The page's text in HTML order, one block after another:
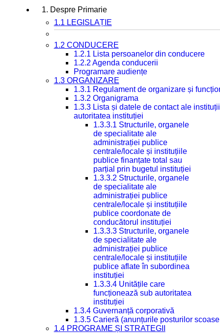
1. Despre Primarie
1.1 LEGISLAȚIE
1.2 CONDUCERE
1.2.1 Lista persoanelor din conducere
1.2.2 Agenda conducerii
Programare audiențe
1.3 ORGANIZARE
1.3.1 Regulament de organizare și
1.3.2 Organigrama
1.3.3 Lista și datele de contact ale
autoritatea instituției
1.3.3.1 Structurile, organele
de specialitate ale
administrației publice
centrale/locale și instituțiile
publice finanțate total sau
parțial prin bugetul instituției
1.3.3.2 Structurile, organele
de specialitate ale
administrației publice
centrale/locale și instituțiile
publice coordonate de
conducătorul instituției
1.3.3.3 Structurile, organele
de specialitate ale
administrației publice
centrale/locale și instituțiile
publice aflate în subordinea
instituției
1.3.3.4 Unitățile care
funcționează sub autoritatea
instituției
1.3.4 Guvernanță corporativă
1.3.5 Carieră (anunțurile posturilor
1.4 PROGRAME ȘI STRATEGII